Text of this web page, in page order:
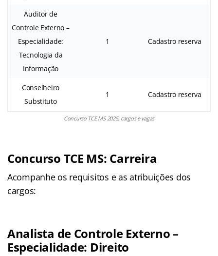
Auditor de
Controle Externo –
Especialidade:
Tecnologia da
Informação
1 Cadastro reserva
Conselheiro
Substituto
1 Cadastro reserva
Concurso TCE MS 2025: cargos e vagas
Concurso TCE MS: Carreira
Acompanhe os requisitos e as atribuições dos
cargos:
Analista de Controle Externo –
Especialidade: Direito